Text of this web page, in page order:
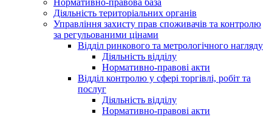
Нормативно-правова база
Діяльність територіальних органів
Управління захисту прав споживачів та контролю
за регульованими цінами
Відділ ринкового та метрологічного нагляду
Діяльність відділу
Нормативно-правові акти
Відділ контролю у сфері торгівлі, робіт та
послуг
Діяльність відділу
Нормативно-правові акти